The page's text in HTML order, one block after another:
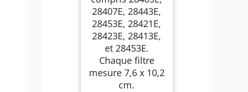
28407E, 28443E,
28453E, 28421E,
28423E, 28413E,
et 28453E.
Chaque filtre
mesure 7,6 x 10,2
cm.